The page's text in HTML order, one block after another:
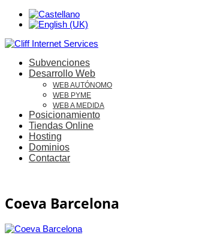
Subvenciones
Desarrollo Web
WEB AUTÓNOMO
WEB PYME
WEB A MEDIDA
Posicionamiento
Tiendas Online
Hosting
Dominios
Contactar
Coeva Barcelona